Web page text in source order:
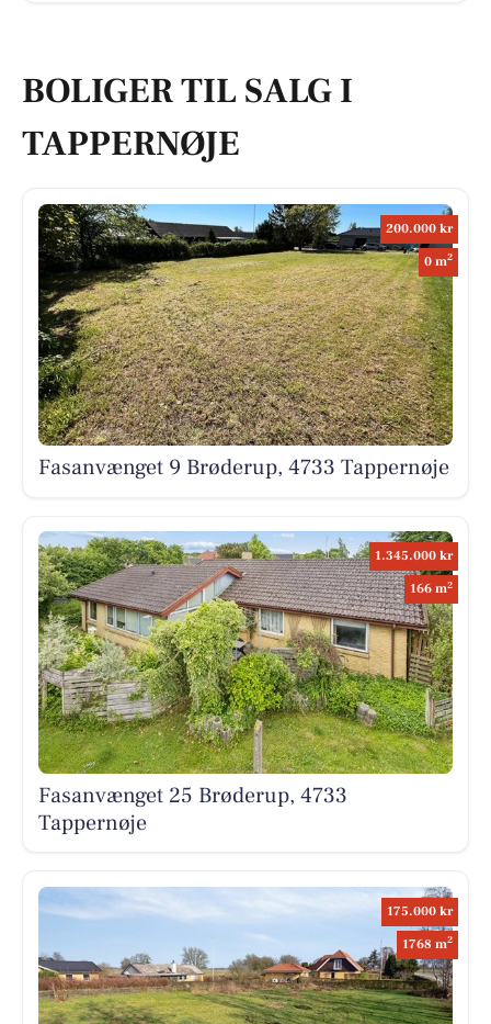
BOLIGER TIL SALG I
TAPPERNØJE
200.000 kr
0 m2
Fasanvænget 9 Brøderup, 4733 Tappernøje
1.345.000 kr
166 m2
Fasanvænget 25 Brøderup, 4733
Tappernøje
175.000 kr
1768 m2